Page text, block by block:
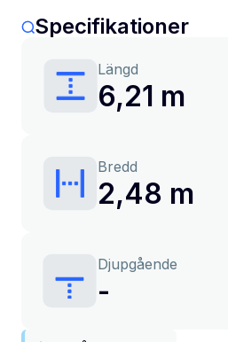
Specifikationer
Längd
6,21 m
Bredd
2,48 m
Djupgående
-